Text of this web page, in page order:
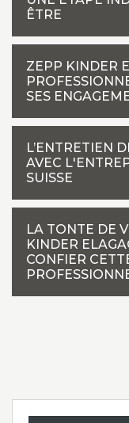
ÊTRE
ZEPP KINDER
SES
L’ENTRETIEN
AVEC
SUISSE
LA TONTE DE
KINDER
CONFIER